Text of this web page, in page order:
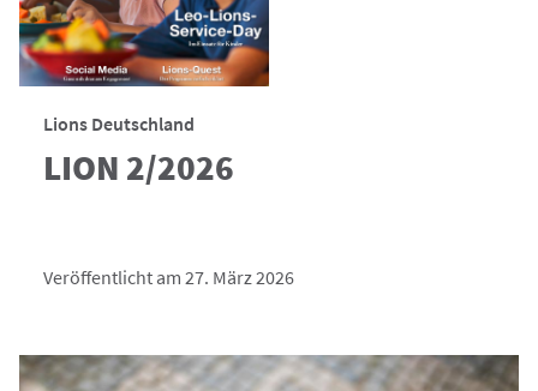
Lions Deutschland
LION 2/2026
Veröffentlicht am 27. März 2026